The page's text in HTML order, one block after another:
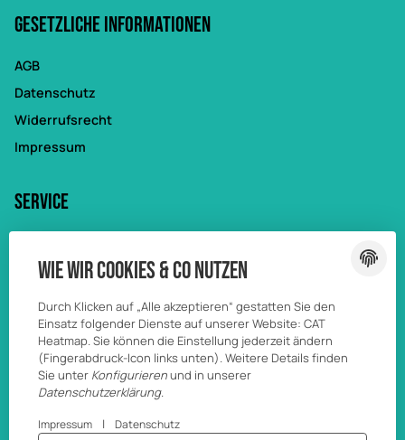
Gesetzliche Informationen
AGB
Datenschutz
Widerrufsrecht
Impressum
Service
Passwort vergessen
Vergleichsliste
© Burn4Slotracing GmbH
Wie wir Cookies & Co nutzen
Durch Klicken auf „Alle akzeptieren“ gestatten Sie den
Einsatz folgender Dienste auf unserer Website: CAT
Heatmap. Sie können die Einstellung jederzeit ändern
(Fingerabdruck-Icon links unten). Weitere Details finden
Sie unter Konfigurierenund in unserer
Datenschutzerklärung.
Impressum | Datenschutz